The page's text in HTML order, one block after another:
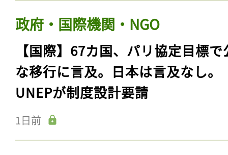
政府・国際機関・NGO
【国際】67カ国、パリ協定目標で
な移行に言及。日本は言及なし。
UNEPが制度設計要請
1日前